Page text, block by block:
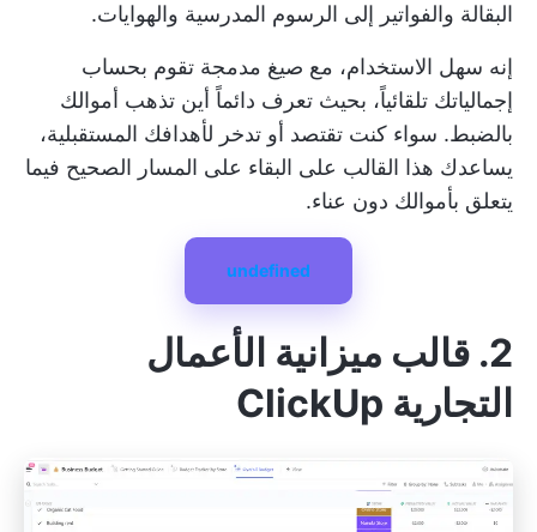
البقالة والفواتير إلى الرسوم المدرسية والهوايات.
إنه سهل الاستخدام، مع صيغ مدمجة تقوم بحساب
إجمالياتك تلقائياً، بحيث تعرف دائماً أين تذهب أموالك
بالضبط. سواء كنت تقتصد أو تدخر لأهدافك المستقبلية،
يساعدك هذا القالب على البقاء على المسار الصحيح فيما
يتعلق بأموالك دون عناء.
undefined
2. قالب ميزانية الأعمال
التجارية ClickUp